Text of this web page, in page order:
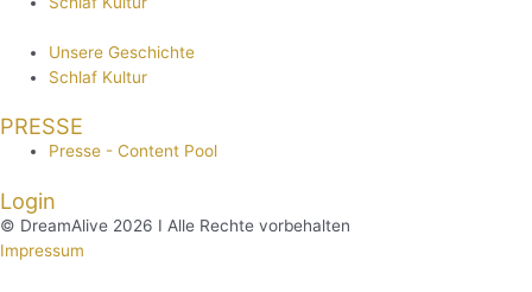
Unsere Geschichte
Schlaf Kultur
PRESSE
Presse - Content Pool
Login
© DreamAlive 2026 I Alle Rechte vorbehalten
Impressum